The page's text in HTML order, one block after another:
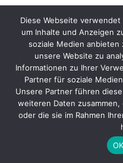
Diese Webseite
um Inhalte und Anzeigen
soziale Medien
unsere Website zu
Informationen zu Ihrer
Partner für soziale
Unsere Partner führen
weiteren Daten
oder die sie im Rahmen
OK